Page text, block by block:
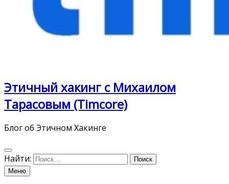
Этичный хакинг с Михаилом
Тарасовым (Timcore)
Блог об Этичном Хакинге
Найти:
Меню